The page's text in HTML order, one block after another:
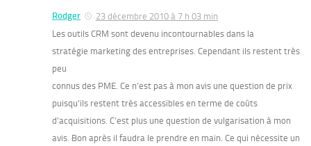
Rodger
23 décembre 2010 à 7 h 03 min
Les outils CRM sont devenu incontournables dans la
stratégie marketing des entreprises. Cependant ils restent très
peu
connus des PME. Ce n’est pas à mon avis une question de prix
puisqu’ils restent très accessibles en terme de coûts
d’acquisitions. C’est plus une question de vulgarisation à mon
avis. Bon après il faudra le prendre en main. Ce qui nécessite un